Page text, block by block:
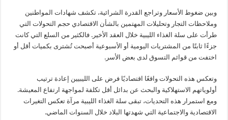
وبين ضغوط الأسعار وتراجع القدرة الشرائية، تكشف شهادات المواطنين
وملاحظات التجار وتحليلات المهتمين بالشأن الاقتصادي حجم التحولات التي
طرأت على سلة الغذاء الليبية خلال العقد الأخير. فالكثير من السلع التي كانت
جزءًا ثابتًا من المشتريات اليومية أو الأسبوعية أصبحت تُشترى بكميات أقل أو
اختفت من قوائم التسوق لدى بعض الأسر.
وتعكس هذه التحولات واقعًا اقتصاديًا فرض على الليبيين إعادة ترتيب
أولوياتهم الاستهلاكية والبحث عن بدائل أقل تكلفة لمواجهة ارتفاع المعيشة.
ومع استمرار هذه التحديات، تبقى سلة الغذاء الليبية مرآة تعكس التغيرات
الاقتصادية والاجتماعية التي شهدتها البلاد خلال السنوات الماضي.